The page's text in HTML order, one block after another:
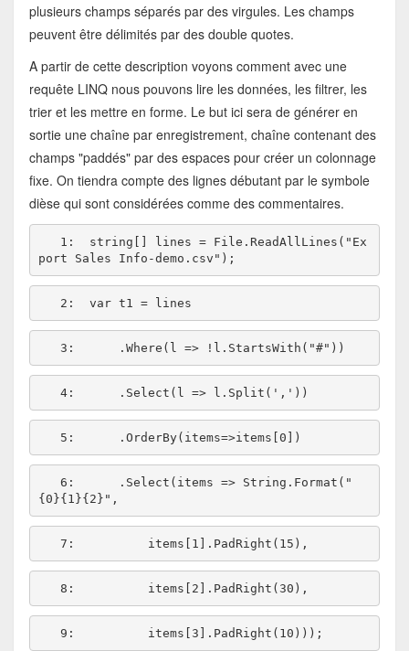
plusieurs champs séparés par des virgules. Les champs
peuvent être délimités par des double quotes.
A partir de cette description voyons comment avec une
requête LINQ nous pouvons lire les données, les filtrer, les
trier et les mettre en forme. Le but ici sera de générer en
sortie une chaîne par enregistrement, chaîne contenant des
champs "paddés" par des espaces pour créer un colonnage
fixe. On tiendra compte des lignes débutant par le symbole
dièse qui sont considérées comme des commentaires.
   1:
string [] lines = File.ReadAllLines( "Ex
port Sales Info-demo.csv"
   2:
   3:
    .Where(l => !l.StartsWith(
"#"
   4:
    .Select(l => l.Split(
','
   5:
   6:
    .Select(items => String.Format(
"
{0}{1}{2}"
   7:
   8:
   9: